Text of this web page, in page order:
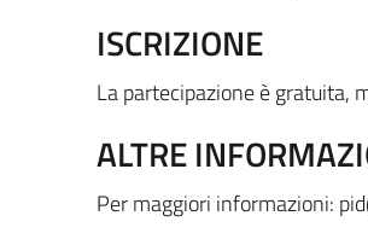
ISCRIZIONE
La partecipazione è gratuita,
ALTRE
Per maggiori informazioni: